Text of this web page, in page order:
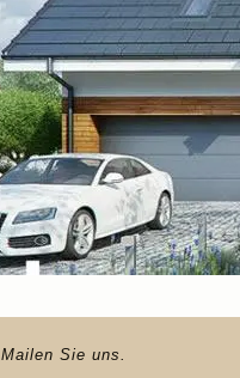
Mailen Sie uns.